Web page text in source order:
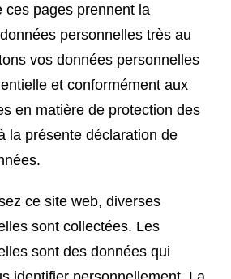
ces pages prennent la
personnelles très au
vos données personnelles
et conformément aux
en matière de protection des
la présente déclaration de
ce site web, diverses
sont collectées. Les
sont des données qui